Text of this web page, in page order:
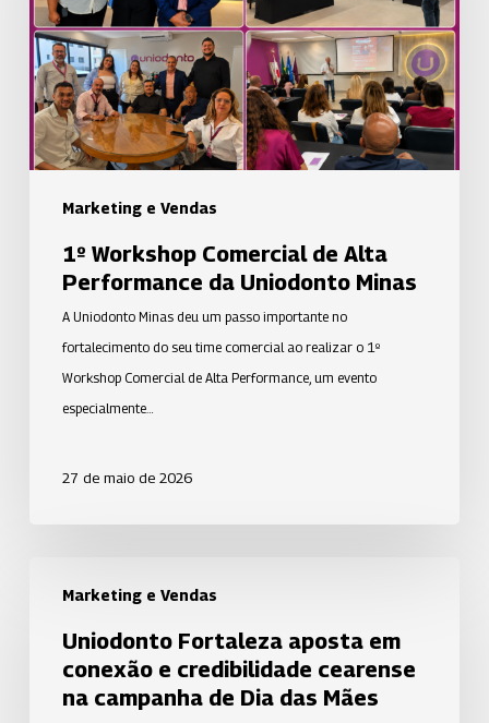
Marketing e Vendas
Alta
Performance
da
Uniodonto
Minas
1º Workshop Comercial de Alta
Performance da Uniodonto Minas
A Uniodonto Minas deu um passo importante no
fortalecimento do seu time comercial ao realizar o 1º
Workshop Comercial de Alta Performance, um evento
especialmente…
27 de maio de 2026
Marketing e Vendas
Fortaleza
aposta
conexão
Uniodonto Fortaleza aposta em
conexão e credibilidade cearense
na campanha de Dia das Mães